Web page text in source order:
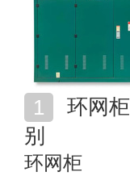
别
环网柜